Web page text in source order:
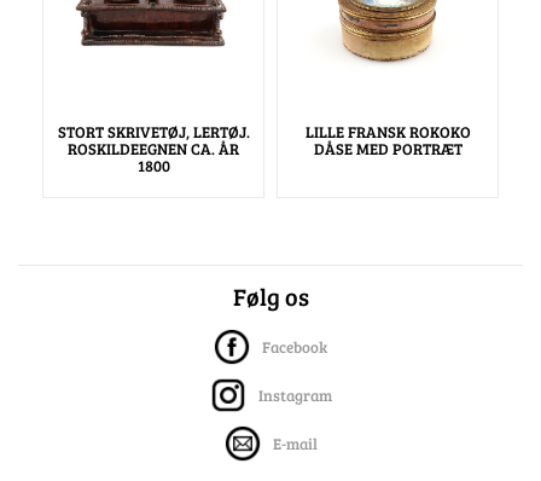
STORT SKRIVETØJ, LERTØJ.
ROSKILDEEGNEN CA. ÅR
1800
LILLE FRANSK ROKOKO
DÅSE MED PORTRÆT
Følg os
Facebook
Instagram
E-mail